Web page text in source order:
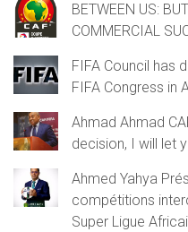
BETWEEN US:
COMMERCIAL
FIFA Council has
FIFA Congress in
Ahmad Ahmad
decision, I will let
Ahmed Yahya
compétitions
Super Ligue